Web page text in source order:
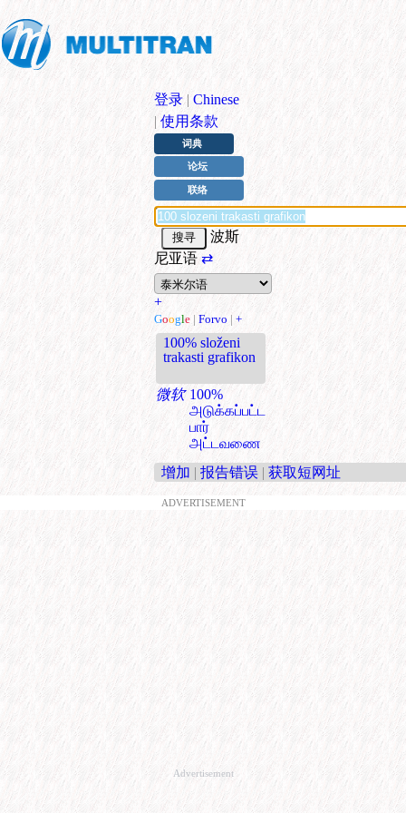
登录 | Chinese
| 使用条款
词典
论坛
联络
波斯
尼亚语 ⇄
+
Google | Forvo | +
100% složeni
trakasti grafikon
微软 100%
அடுக்கப்பட்ட
பார்
அட்டவணை
增加 | 报告错误 | 获取短网址
ADVERTISEMENT
Advertisement